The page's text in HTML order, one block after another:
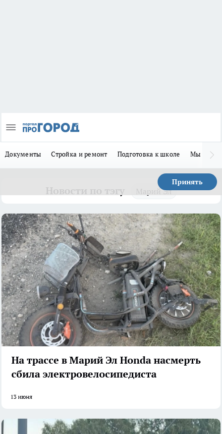
Документы Стройка и ремонт Подготовка к школе Мы в MAX
Принять
Марий Эл
На трассе в Марий Эл Honda насмерть
сбила электровелосипедиста
13 июня